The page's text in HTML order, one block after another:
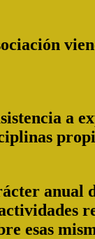
a
anual
esas